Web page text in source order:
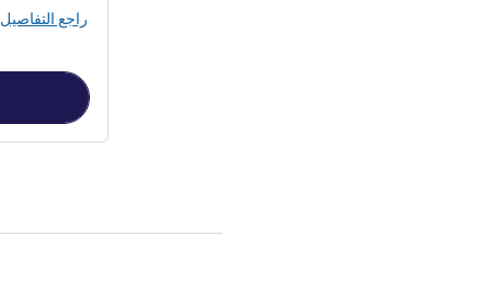
راجع التفاصيل